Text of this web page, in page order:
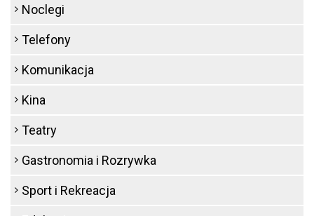
Noclegi
Telefony
Komunikacja
Kina
Teatry
Gastronomia i Rozrywka
Sport i Rekreacja